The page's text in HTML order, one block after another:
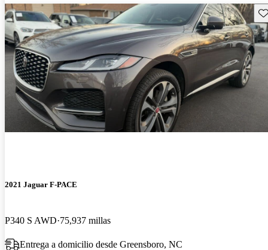
2021 Jaguar F-PACE
P340 S AWD 75,937 millas
Entrega a domicilio desde Greensboro, NC